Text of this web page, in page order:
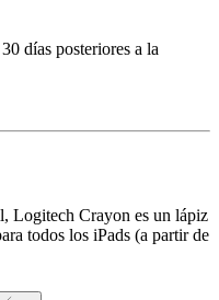
días posteriores a la
Logitech Crayon es un lápiz
todos los iPads (a partir de